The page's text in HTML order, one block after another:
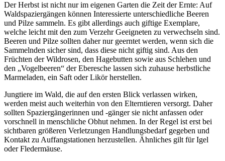
Der Herbst ist nicht nur im eigenen Garten die Zeit der Ernte: Auf
Waldspaziergängen können Interessierte unterschiedliche Beeren
und Pilze sammeln. Es gibt allerdings auch giftige Exemplare,
welche leicht mit den zum Verzehr Geeigneten zu verwechseln sind.
Beeren und Pilze sollten daher nur geerntet werden, wenn sich die
Sammelnden sicher sind, dass diese nicht giftig sind. Aus den
Früchten der Wildrosen, den Hagebutten sowie aus Schlehen und
den „Vogelbeeren“ der Eberesche lassen sich zuhause herbstliche
Marmeladen, ein Saft oder Likör herstellen.
Jungtiere im Wald, die auf den ersten Blick verlassen wirken,
werden meist auch weiterhin von den Elterntieren versorgt. Daher
sollten Spaziergängerinnen und -gänger sie nicht anfassen oder
vorschnell in menschliche Obhut nehmen. In der Regel ist erst bei
sichtbaren größeren Verletzungen Handlungsbedarf gegeben und
Kontakt zu Auffangstationen herzustellen. Ähnliches gilt für Igel
oder Fledermäuse.